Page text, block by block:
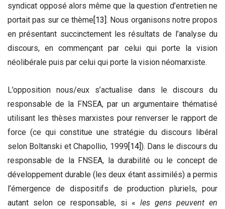
syndicat opposé alors même que la question d’entretien ne
portait pas sur ce thème[13]. Nous organisons notre propos
en présentant succinctement les résultats de l’analyse du
discours, en commençant par celui qui porte la vision
néolibérale puis par celui qui porte la vision néomarxiste.
L’opposition nous/eux s’actualise dans le discours du
responsable de la FNSEA, par un argumentaire thématisé
utilisant les thèses marxistes pour renverser le rapport de
force (ce qui constitue une stratégie du discours libéral
selon Boltanski et Chapollio, 1999 [14] ). Dans le discours du
responsable de la FNSEA, la durabilité ou le concept de
développement durable (les deux étant assimilés) a permis
l’émergence de dispositifs de production pluriels, pour
autant selon ce responsable, si « les gens peuvent en